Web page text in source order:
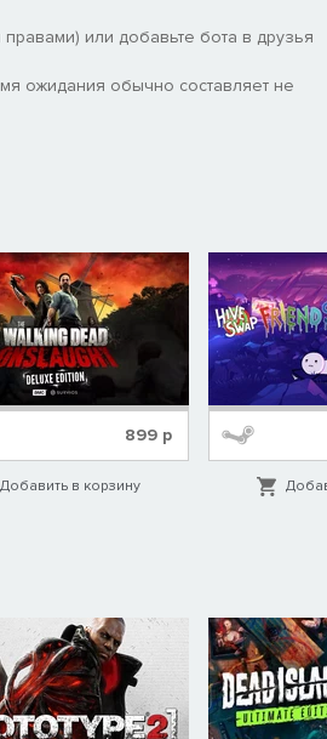
или добавьте бота в друзья
ожидания обычно составляет не
899 р
Добавить в корзину